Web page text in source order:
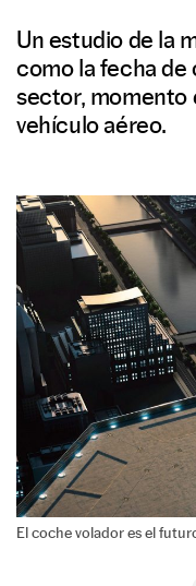
Un estudio de la
como la fecha
sector, momento
vehículo aéreo.
El coche volador es el